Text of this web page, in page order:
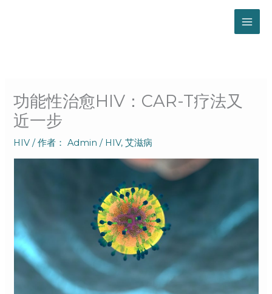
功能性治愈HIV：CAR-T疗法又
近一步
HIV / 作者： Admin/ HIV,艾滋病